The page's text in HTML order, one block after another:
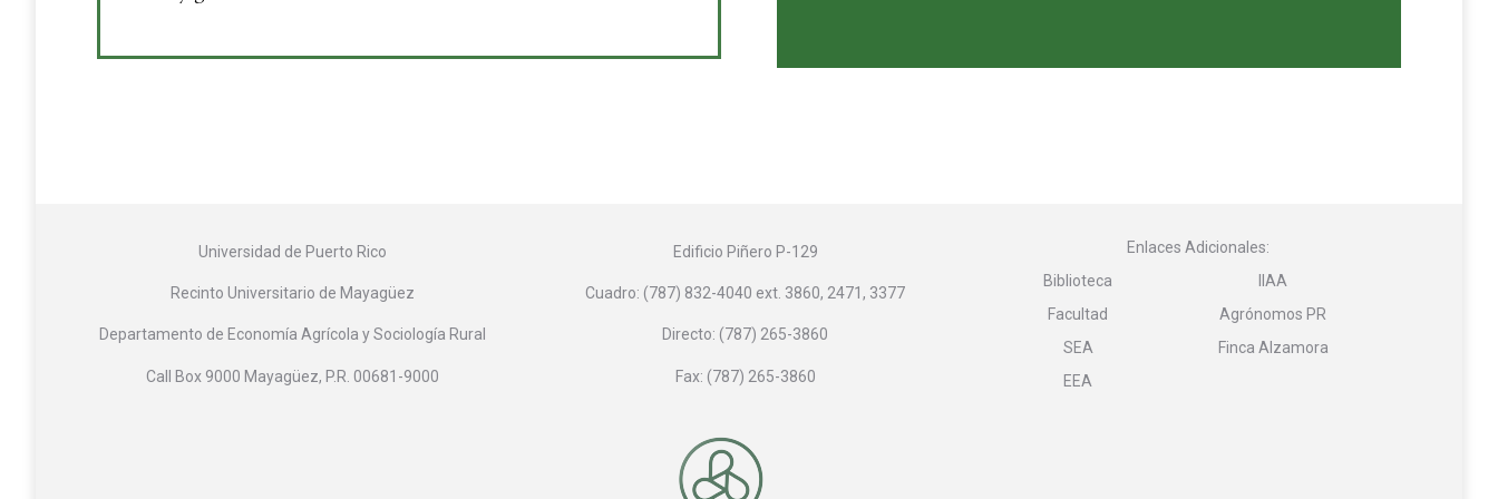
Universidad de Puerto Rico
Recinto Universitario de Mayagüez
Departamento de Economía Agrícola y Sociología Rural
Call Box 9000 Mayagüez, P.R. 00681-9000
Edificio Piñero P-129
Cuadro: (787) 832-4040 ext. 3860, 2471, 3377
Directo: (787) 265-3860
Fax: (787) 265-3860
Enlaces Adicionales:
Biblioteca
IIAA
Facultad
Agrónomos PR
SEA
Finca Alzamora
EEA